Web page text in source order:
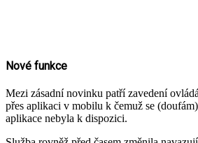
Nové funkce
Mezi zásadní novinku patří zavedení
přes aplikaci v mobilu k čemuž se
aplikace nebyla k dispozici.